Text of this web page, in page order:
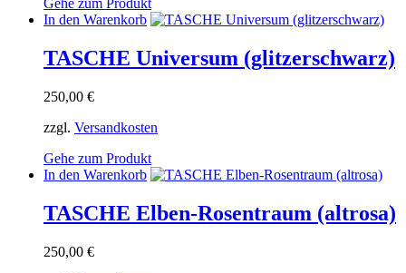
auf
der
gewählt
Gehe zum Produkt
In den Warenkorb
TASCHE Universum (glitzerschwarz)
250,00 €
zzgl. Versandkosten
Gehe zum Produkt
In den Warenkorb
TASCHE Elben-Rosentraum (altrosa)
250,00 €